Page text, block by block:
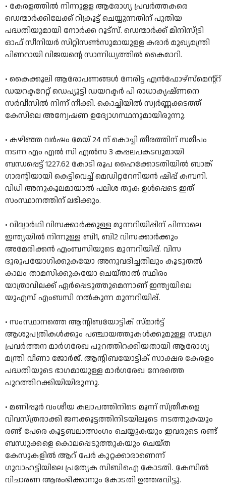
• കേരളത്തിൽ നിന്നുളള ആരോഗ്യ പ്രവർത്തകരെ
ഡെന്മാർക്കിലേക്ക് റിക്രൂട്ട് ചെയ്യുന്നതിന് പുതിയ
പദ്ധതിയുമായി നോർക്ക റൂട്സ്. ഡെന്മാർക്ക് മിനിസ്ട്രി
ഓഫ് സീനിയർ സിറ്റിസൺസുമായുളള കരാര്‍ മുഖ്യമന്ത്രി
പിണറായി വിജയന്റെ സാന്നിധ്യത്തില്‍ കൈമാറി.
• കൈക്കൂലി ആരോപണങ്ങൾ നേരിട്ട എൻഫോഴ്സ്മെന്റ്റ്
ഡയറക്ടറേറ്റ് ഡെപ്യൂട്ടി ഡയറക്ടർ പി രാധാകൃഷ്ണ‌നെ
സർവീസിൽ നിന്ന് നീക്കി. കൊച്ചിയിൽ സ്വർണ്ണക്കടത്ത്
കേസിലെ അന്വേഷണ ഉദ്യോഗസ്ഥനുമായിരുന്നു.
• ക‍ഴിഞ്ഞ വർഷം മേയ് 24 ന് കൊച്ചി തീരത്തിന് സമീപം
നടന്ന എം എൽ സി എല്‍സ 3 കപ്പലപകടവുമായി
ബന്ധപ്പെട്ട് 1227.62 കോടി രൂപ ഹൈക്കോടതിയിൽ ബാങ്ക്
ഗാരന്റിയായി കെട്ടിവെച്ച് മെഡിറ്ററേനിയന്‍ ഷിപ്പ് കമ്പനി.
വിധി അനുകൂലമായാല്‍ പലിശ തുക ഉൾപ്പെടെ ഇത്
സംസ്ഥാനത്തിന് ലഭിക്കും.
• വിദ്യാർഥി വിസക്കാർക്കുള്ള മുന്നറിയിപ്പിന്‌ പിന്നാലെ
ഇന്ത്യയിൽ നിന്നുള്ള ബി1, ബി2 വിസക്കാർക്കും
അമേരിക്കൻ എംബസിയുടെ മുന്നറിയിപ്പ്‌. വിസ
ദുരുപയോഗിക്കുകയോ അനുവദിച്ചതിലും കൂടുതൽ
കാലം താമസിക്കുകയോ ചെയ്‌താൽ സ്ഥിരം
യാത്രാവിലക്ക്‌ ഏർപ്പെടുത്തുമെന്നാണ്‌ ഇന്ത്യയിലെ
യുഎസ്‌ എംബസി നൽകുന്ന മുന്നറിയിപ്പ്‌.
•സംസ്ഥാനത്തെ ആന്റിബയോട്ടിക് സ്മാർട്ട്
ആശുപത്രികൾക്കും പഞ്ചായത്തുകൾക്കുമുള്ള സമഗ്ര
പ്രവർത്തന മാർഗരേഖ പുറത്തിറക്കിയതായി ആരോഗ്യ
മന്ത്രി വീണാ ജോർജ്. ആന്റിബയോട്ടിക് സാക്ഷര കേരളം
പദ്ധതിയുടെ ഭാഗമായുള്ള മാർഗരേഖ നേരത്തെ
പുറത്തിറക്കിയിയിരുന്നു.
•മണിപ്പൂര്‍ വംശീയ കലാപത്തിനിടെ മൂന്ന് സ്ത്രീകളെ
വിവസ്ത്രരാക്കി ജനക്കൂട്ടത്തിനിടയിലൂടെ നടത്തുകയും
രണ്ട് പേരെ കൂട്ടബലാത്സംഗം ചെയ്യുകയും ഇവരുടെ രണ്ട്
ബന്ധുക്കളെ കൊലപ്പെടുത്തുകയും ചെയ്ത
കേസുകളില്‍ ആറ് പേര്‍ കുറ്റക്കാരാണെന്ന്
ഗുവാഹട്ടിയിലെ പ്രത്യേക സിബിഐ കോടതി. കേസില്‍
വിചാരണ ആരംഭിക്കാനും കോടതി ഉത്തരവിട്ടു.